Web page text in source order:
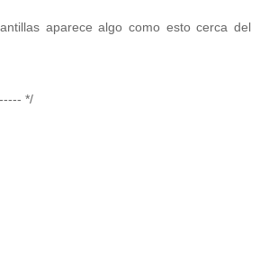
aparece algo como esto cerca del
*/